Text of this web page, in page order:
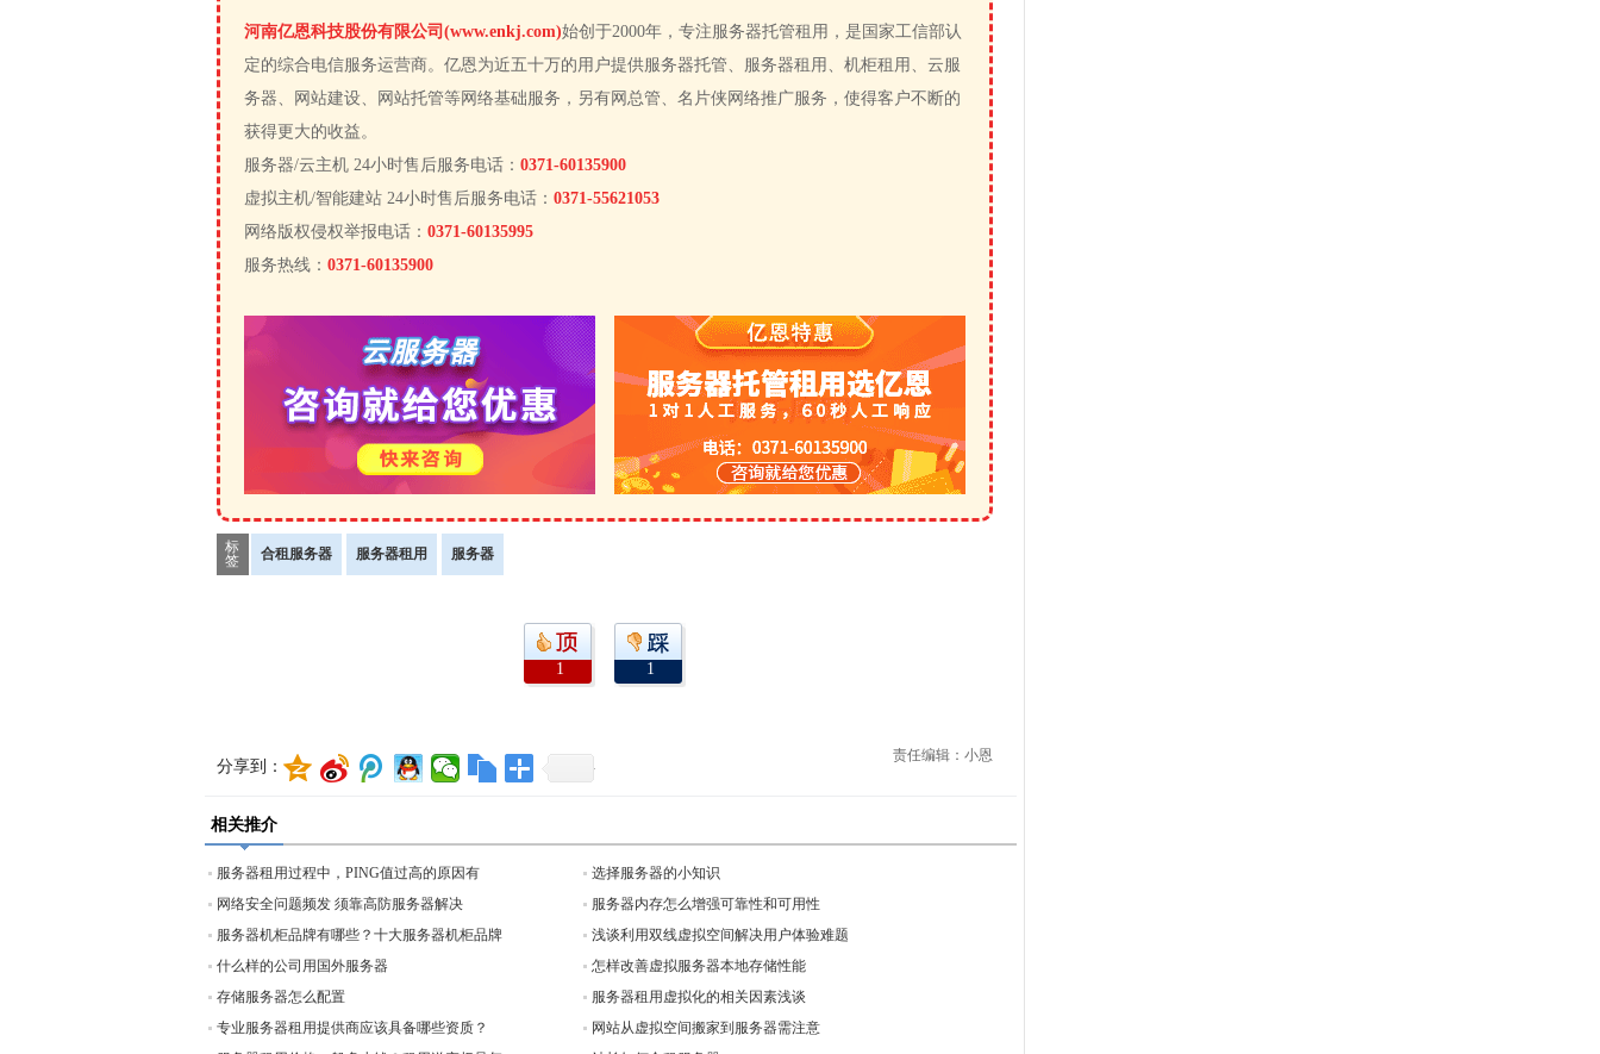
河南亿恩科技股份有限公司(www.enkj.com)始创于2000年，专注服务器托管租用，是国家工信部认
定的综合电信服务运营商。亿恩为近五十万的用户提供服务器托管、服务器租用、机柜租用、云服
务器、网站建设、网站托管等网络基础服务，另有网总管、名片侠网络推广服务，使得客户不断的
获得更大的收益。
服务器/云主机 24小时售后服务电话： 0371-60135900
虚拟主机/智能建站 24小时售后服务电话： 0371-55621053
网络版权侵权举报电话： 0371-60135995
服务热线： 0371-60135900
标
签
合租服务器 服务器租用 服务器
1 1
分享到：
责任编辑：小恩
相关推介
服务器租用过程中，PING值过高的原因有
网络安全问题频发 须靠高防服务器解决
服务器机柜品牌有哪些？十大服务器机柜品牌
什么样的公司用国外服务器
存储服务器怎么配置
专业服务器租用提供商应该具备哪些资质？
选择服务器的小知识
服务器内存怎么增强可靠性和可用性
浅谈利用双线虚拟空间解决用户体验难题
怎样改善虚拟服务器本地存储性能
服务器租用虚拟化的相关因素浅谈
网站从虚拟空间搬家到服务器需注意